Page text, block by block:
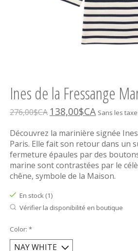
Ines de la Fressange
276,00$CA 138,00$CA Sans les
Découvrez la marinière signée
Paris. Elle fait son retour dans un
fermeture épaules par des
marine sont contrastées par le
chêne, symbole de la Maison.
En stock (1)
Vérifier la disponibilité en boutique
Color: *